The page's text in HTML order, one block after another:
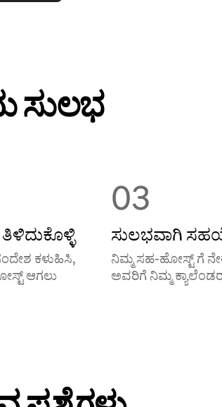
ಸುಲಭ
ಕಳುಹಿಸಿ,
ಆಗಲು
03
ಸುಲಭವಾಗಿ
ನಿಮ್ಮ ಸಹ-ಹೋಸ್ಟ್ ‌ಗೆ
ಅವರಿಗೆ ನಿಮ್ಮ